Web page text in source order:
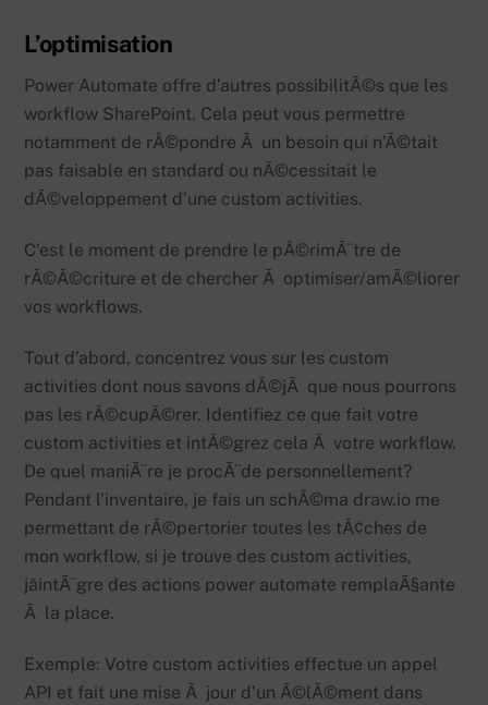
L’optimisation
Power Automate offre d’autres possibilitÃ©s que les
workflow SharePoint. Cela peut vous permettre
notamment de rÃ©pondre Ã un besoin qui n’Ã©tait
pas faisable en standard ou nÃ©cessitait le
dÃ©veloppement d’une custom activities.
C’est le moment de prendre le pÃ©rimÃ¨tre de
rÃ©Ã©criture et de chercher Ã optimiser/amÃ©liorer
vos workflows.
Tout d’abord, concentrez vous sur les custom
activities dont nous savons dÃ©jÃ que nous pourrons
pas les rÃ©cupÃ©rer. Identifiez ce que fait votre
custom activities et intÃ©grez cela Ã votre workflow.
De quel maniÃ¨re je procÃ¨de personnellement?
Pendant l’inventaire, je fais un schÃ©ma draw.io me
permettant de rÃ©pertorier toutes les tÃ¢ches de
mon workflow, si je trouve des custom activities,
jâintÃ¨gre des actions power automate remplaÃ§ante
Ã la place.
Exemple: Votre custom activities effectue un appel
API et fait une mise Ã jour d’un Ã©lÃ©ment dans